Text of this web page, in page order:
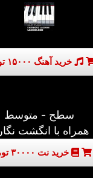
خرید آهنگ ۱۵۰۰۰ تومان
سطح - متوسط
همراه با انگشت نگاری
خرید نت ۳۰۰۰۰ تومان